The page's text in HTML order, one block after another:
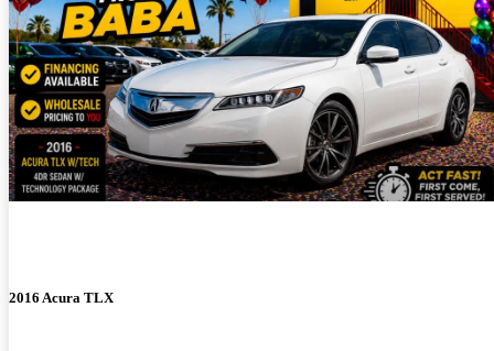
2016 Acura TLX